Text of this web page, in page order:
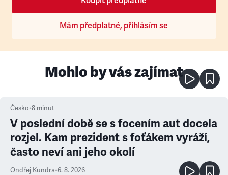
Mám předplatné, přihlásím se
Mohlo by vás zajímat
Česko•8 minut
V poslední době se s focením aut docela
rozjel. Kam prezident s foťákem vyráží,
často neví ani jeho okolí
Ondřej Kundra•6. 8. 2026